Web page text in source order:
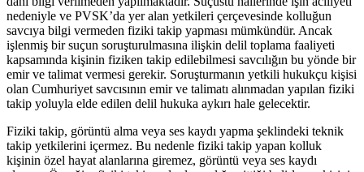
nedeniyle ve PVSK’da yer alan yetkileri çerçevesinde kolluğun
savcıya bilgi vermeden fiziki takip yapması mümkündür. Ancak
işlenmiş bir suçun soruşturulmasına ilişkin delil toplama faaliyeti
kapsamında kişinin fiziken takip edilebilmesi savcılığın bu yönde bir
emir ve talimat vermesi gerekir. Soruşturmanın yetkili hukukçu kişisi
olan Cumhuriyet savcısının emir ve talimatı alınmadan yapılan fiziki
takip yoluyla elde edilen delil hukuka aykırı hale gelecektir.
Fiziki takip, görüntü alma veya ses kaydı yapma şeklindeki teknik
takip yetkilerini içermez. Bu nedenle fiziki takip yapan kolluk
kişinin özel hayat alanlarına giremez, görüntü veya ses kaydı